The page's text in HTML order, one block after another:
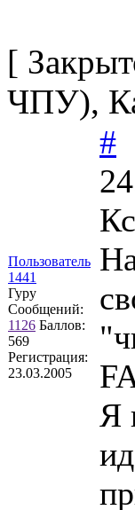
[
ЧПУ),
Пользователь
1441
Гуру
Сообщений:
1126 Баллов:
569
Регистрация:
23.03.2005
#
Я